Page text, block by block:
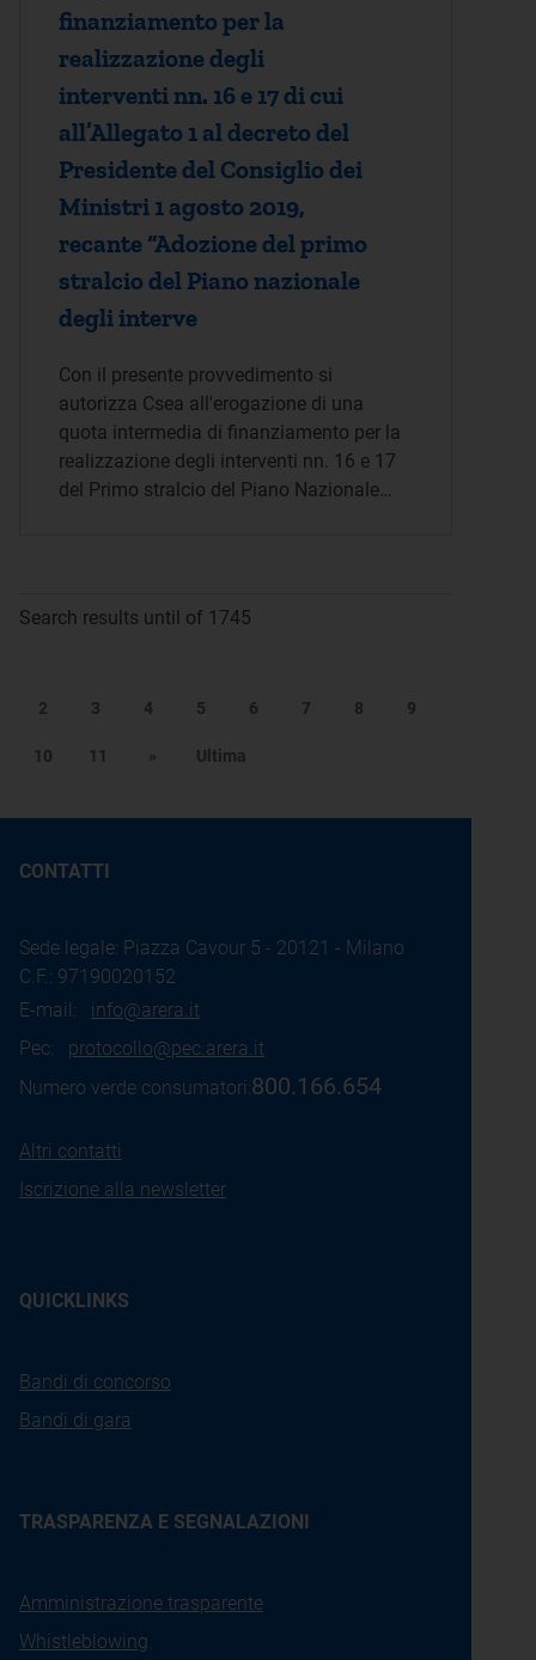
finanziamento per la
realizzazione degli
interventi nn. 16 e 17 di cui
all’Allegato 1 al decreto del
Presidente del Consiglio dei
Ministri 1 agosto 2019,
recante “Adozione del primo
stralcio del Piano nazionale
degli interve
Con il presente provvedimento si
autorizza Csea all'erogazione di una
quota intermedia di finanziamento per la
realizzazione degli interventi nn. 16 e 17
del Primo stralcio del Piano Nazionale…
Search results until of 1745
2 3 4 5 6 7 8 9
10 11 » Ultima
CONTATTI
Sede legale: Piazza Cavour 5 - 20121 - Milano
C.F.: 97190020152
E-mail: info@arera.it
Pec: protocollo@pec.arera.it
Numero verde consumatori:800.166.654
Altri contatti
Iscrizione alla newsletter
QUICKLINKS
Bandi di concorso
Bandi di gara
TRASPARENZA E SEGNALAZIONI
Amministrazione trasparente
Whistleblowing